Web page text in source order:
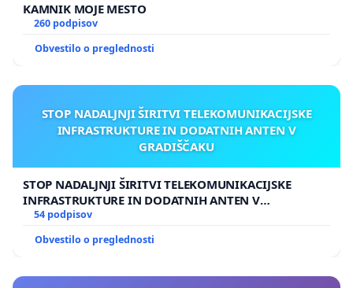
KAMNIK MOJE MESTO
260 podpisov
Obvestilo o preglednosti
STOP NADALJNJI ŠIRITVI TELEKOMUNIKACIJSKE
INFRASTRUKTURE IN DODATNIH ANTEN V
GRADIŠČAKU
STOP NADALJNJI ŠIRITVI TELEKOMUNIKACIJSKE
INFRASTRUKTURE IN DODATNIH ANTEN V
GRADIŠČAKU
54 podpisov
Obvestilo o preglednosti